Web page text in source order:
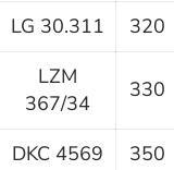
LG 30.311
320
LZM
367/34
330
DKC 4569 350